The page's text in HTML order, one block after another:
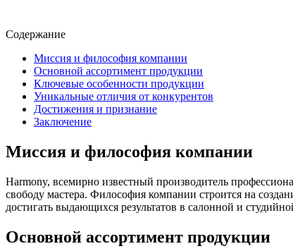
Содержание
Миссия и философия компании
Основной ассортимент продукции
Ключевые особенности продукции
Уникальные отличия от конкурентов
Достижения и признание
Заключение
Миссия и философия компании
Harmony, всемирно известный производитель
свободу мастера. Философия компании строится на
достигать выдающихся результатов в салонной и
Основной ассортимент продукции